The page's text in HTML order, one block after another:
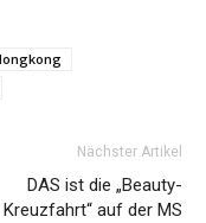
Nächster Artikel
DAS ist die „Beauty-
Kreuzfahrt“ auf der MS